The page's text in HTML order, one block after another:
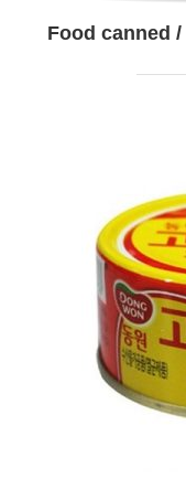
Food canned /